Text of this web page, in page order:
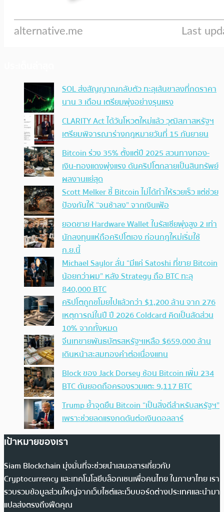
SOL ส่งสัญญาณกลับตัว ทะลุเส้นขาลงที่กดราคา
นาน 3 เดือน เตรียมพุ่งอย่างรุนแรง
CLARITY Act ได้วันโหวตใหม่แล้ว วุฒิสภาสหรัฐฯ
เตรียมพิจารณาร่างกฎหมายวันที่ 15 กันยายน
Bitcoin ร่วง 35% ตั้งแต่ปี 2025 สวนทางทอง-
เงิน-ทองแดงพุ่งแรง ดันคริปโตกลายเป็นสินทรัพย์
ผลงานแย่สุด
Scott Melker ชี้ Bitcoin ไม่ได้ทำให้รวยเร็ว แต่ช่วย
ป้องกันให้ “จนช้าลง” จากเงินเฟ้อ
ยอดขาย Hardware Wallet ในรัสเซียพุ่งสูง 2 เท่า
นักลงทุนแห่ถือคริปโตเอง ก่อนกฎใหม่เริ่มใช้
ก.ย.นี้
Michael Saylor ลั่น “มีแค่ Satoshi ที่ขาย Bitcoin
น้อยกว่าผม” หลัง Strategy ถือ BTC ทะลุ
840,000 BTC
คริปโตถูกขโมยไปแล้วกว่า $1,200 ล้าน จาก 276
เหตุการณ์ในปี ปี 2026 Coldcard คิดเป็นสัดส่วน
10% จากทั้งหมด
จีนเทขายพันธบัตรสหรัฐฯเหลือ $659,000 ล้าน
เดินหน้าสะสมทองคำต่อเนื่องแทน
Block ของ Jack Dorsey ช้อน Bitcoin เพิ่ม 234
BTC ดันยอดถือครองรวมแตะ 9,117 BTC
Trump ย้ำจุดยืน Bitcoin “เป็นสิ่งดีสำหรับสหรัฐฯ”
เพราะช่วยลดแรงกดดันต่อเงินดอลลาร์
เป้าหมายของเรา
Siam Blockchain มุ่งมั่นที่จะช่วยนำเสนอสารเกี่ยวกับ
Cryptocurrency และเทคโนโลยีบล็อกเชนเพื่อคนไทย ในภาษาไทย เรา
รวบรวมข้อมูลส่วนใหญ่จากเว็บไซต์และเว็บบอร์ดต่างประเทศและนำมา
แปลส่งตรงถึงฟีดคุณ